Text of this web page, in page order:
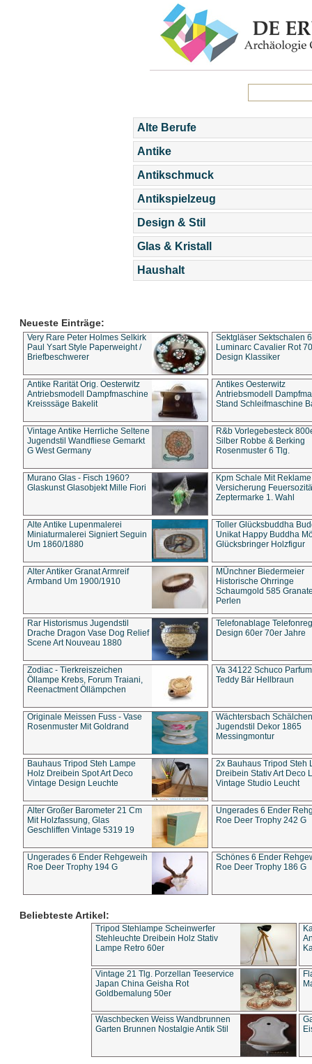
Alte Berufe
Antike
Antikschmuck
Antikspielzeug
Design & Stil
Glas & Kristall
Haushalt
Neueste Einträge:
Very Rare Peter Holmes Selkirk
Paul Ysart Style Paperweight /
Briefbeschwerer
Sektgläser Sektschalen
Luminarc Cavalier Rot
Design Klassiker
Antike Rarität Orig. Oesterwitz
Antriebsmodell Dampfmaschine
Kreisssäge Bakelit
Antikes Oesterwitz
Antriebsmodell
Stand Schleifmaschine
Vintage Antike Herrliche Seltene
Jugendstil Wandfliese Gemarkt
G West Germany
R&b Vorlegebesteck
Silber Robbe & Berking
Rosenmuster 6 Tlg.
Murano Glas - Fisch 1960?
Glaskunst Glasobjekt Mille Fiori
Kpm Schale Mit Reklame
Versicherung
Zeptermarke 1. Wahl
Alte Antike Lupenmalerei
Miniaturmalerei Signiert Seguin
Um 1860/1880
Toller Glücksbuddha
Unikat Happy Buddha
Glücksbringer Holzfigur
Alter Antiker Granat Armreif
Armband Um 1900/1910
MÜnchner Biedermeier
Historische Ohrringe
Schaumgold 585
Perlen
Rar Historismus Jugendstil
Drache Dragon Vase Dog Relief
Scene Art Nouveau 1880
Telefonablage
Design 60er 70er Jahre
Zodiac - Tierkreiszeichen
Öllampe Krebs, Forum Traiani,
Reenactment Öllämpchen
Va 34122 Schuco
Teddy Bär Hellbraun
Originale Meissen Fuss - Vase
Rosenmuster Mit Goldrand
Wächtersbach Schälchen
Jugendstil Dekor 1865
Messingmontur
Bauhaus Tripod Steh Lampe
Holz Dreibein Spot Art Deco
Vintage Design Leuchte
2x Bauhaus Tripod Steh
Dreibein Stativ Art Deco
Vintage Studio Leucht
Alter Großer Barometer 21 Cm
Mit Holzfassung, Glas
Geschliffen Vintage 5319 19
Ungerades 6 Ender
Roe Deer Trophy 242 G
Ungerades 6 Ender Rehgeweih
Roe Deer Trophy 194 G
Schönes 6 Ender
Roe Deer Trophy 186 G
Beliebteste Artikel:
Tripod Stehlampe Scheinwerfer
Stehleuchte Dreibein Holz Stativ
Lampe Retro 60er
Vintage 21 Tlg. Porzellan Teeservice
Japan China Geisha Rot
Goldbemalung 50er
Waschbecken Weiss Wandbrunnen
Garten Brunnen Nostalgie Antik Stil